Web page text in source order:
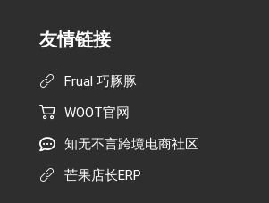
友情链接
Frual 巧豚豚
WOOT官网
知无不言跨境电商社区
芒果店长ERP